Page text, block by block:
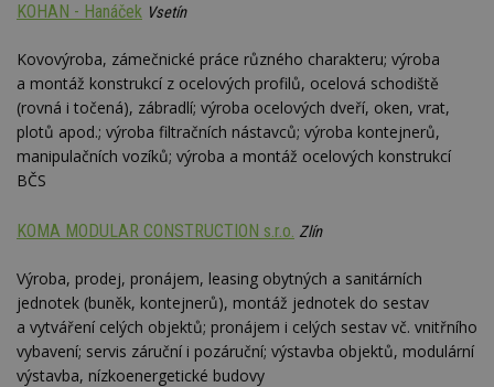
KOHAN - Hanáček Vsetín
Kovovýroba, zámečnické práce různého charakteru; výroba
a montáž konstrukcí z ocelových profilů, ocelová schodiště
(rovná i točená), zábradlí; výroba ocelových dveří, oken, vrat,
plotů apod.; výroba filtračních nástavců; výroba kontejnerů,
manipulačních vozíků; výroba a montáž ocelových konstrukcí
BČS
KOMA MODULAR CONSTRUCTION s.r.o. Zlín
Výroba, prodej, pronájem, leasing obytných a sanitárních
jednotek (buněk, kontejnerů), montáž jednotek do sestav
a vytváření celých objektů; pronájem i celých sestav vč. vnitřního
vybavení; servis záruční i pozáruční; výstavba objektů, modulární
výstavba, nízkoenergetické budovy